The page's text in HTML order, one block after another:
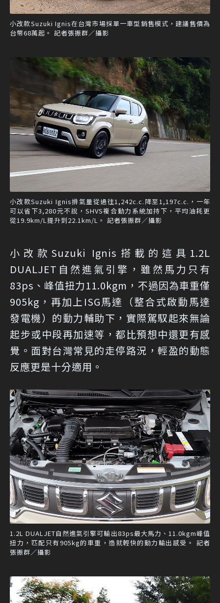
小改款Suzuki Ignis在台灣市場採單一車型銷售模式，建議售價為
台幣68萬起。 記者張振群／攝影
小改款Suzuki Ignis排氣量從過往1,242c.c.降至1,197c.c.，一年
可以省下3,280元不說，SHVS複合動力系統加持下，平均油耗更
從19.9km/L提升到22.1km/L。 記者張振群／攝影
小改款Suzuki Ignis搭載的這具1.2L
DUALJET自然進氣引擎，雖然馬力只有
83ps、峰值扭力11.0kgm，不過因為車重僅
905kg，再加上ISG馬達（整合式啟動馬達
發電機）的動力輔助下，實際駕馭起來無論
起步或中段再加速等，都比預想中還更有感
覺。面對台灣常見的走停路況，輕盈的動態
反應更是十分適用。
1.2L DUALJET自然進氣引擎可輸出83ps最大馬力、11.0kgm峰值
扭力，匹配只有905kg的車重，造就輕快的動力輸出感受。 記者
張振群／攝影